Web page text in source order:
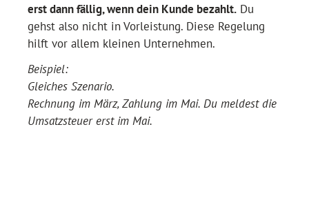
erst dann fällig, wenn dein Kunde bezahlt. Du
gehst also nicht in Vorleistung. Diese Regelung
hilft vor allem kleinen Unternehmen.
Beispiel:
Gleiches Szenario.
Rechnung im März, Zahlung im Mai. Du meldest die
Umsatzsteuer erst im Mai.